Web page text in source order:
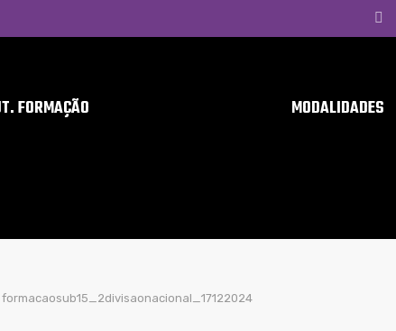
FORMAÇÃO MODALIDADES
formacaosub15_2divisaonacional_17122024